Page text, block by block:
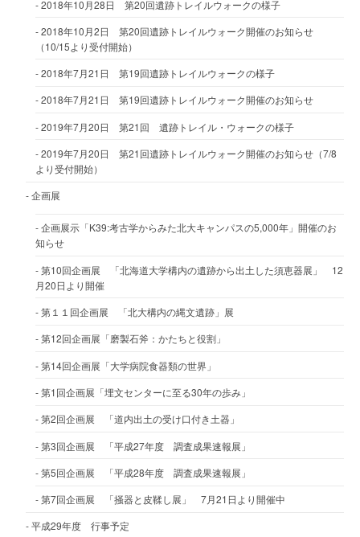
2018年10月28日 第20回遺跡トレイルウォークの様子
2018年10月2日 第20回遺跡トレイルウォーク開催のお知らせ
（10/15より受付開始）
2018年7月21日 第19回遺跡トレイルウォークの様子
2018年7月21日 第19回遺跡トレイルウォーク開催のお知らせ
2019年7月20日 第21回 遺跡トレイル・ウォークの様子
2019年7月20日 第21回遺跡トレイルウォーク開催のお知らせ（7/8
より受付開始）
企画展
企画展示「K39:考古学からみた北大キャンパスの5,000年」開催のお
知らせ
第10回企画展 「北海道大学構内の遺跡から出土した須恵器展」 12
月20日より開催
第１１回企画展 「北大構内の縄文遺跡」展
第12回企画展「磨製石斧：かたちと役割」
第14回企画展「大学病院食器類の世界」
第1回企画展「埋文センターに至る30年の歩み」
第2回企画展 「道内出土の受け口付き土器」
第3回企画展 「平成27年度 調査成果速報展」
第5回企画展 「平成28年度 調査成果速報展」
第7回企画展 「掻器と皮鞣し展」 7月21日より開催中
平成29年度 行事予定